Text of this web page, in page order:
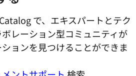
で、エキスパートとテク
レーション型コミ​ュニティが
ョンを見つけることができま